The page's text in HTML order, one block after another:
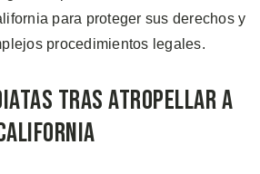
para proteger sus derechos y
procedimientos legales.
Tras Atropellar a